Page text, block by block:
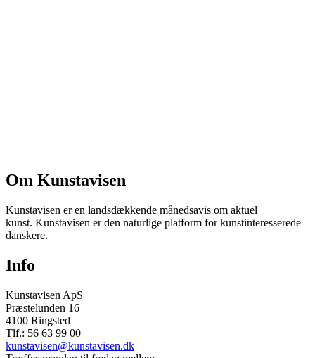
Om Kunstavisen
Kunstavisen er en landsdækkende månedsavis om aktuel
kunst. Kunstavisen er den naturlige platform for kunstinteresserede
danskere.
Info
Kunstavisen ApS
Præstelunden 16
4100 Ringsted
Tlf.: 56 63 99 00
kunstavisen@kunstavisen.dk